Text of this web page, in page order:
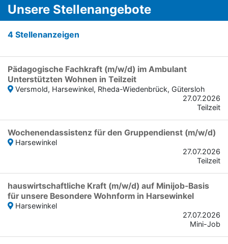
Unsere Stellenangebote
4 Stellenanzeigen
Pädagogische Fachkraft (m/w/d) im Ambulant
Unterstützten Wohnen in Teilzeit
Versmold, Harsewinkel, Rheda-Wiedenbrück, Gütersloh
27.07.2026
Teilzeit
Wochenendassistenz für den Gruppendienst (m/w/d)
Harsewinkel
27.07.2026
Teilzeit
hauswirtschaftliche Kraft (m/w/d) auf Minijob-Basis
für unsere Besondere Wohnform in Harsewinkel
Harsewinkel
27.07.2026
Mini-Job